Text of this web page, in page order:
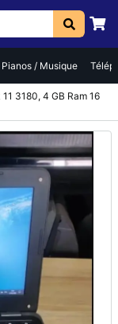
Pianos / Musique
3180, 4 GB Ram 16